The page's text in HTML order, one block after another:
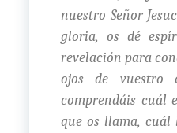
nuestro Señor
gloria, os dé
revelación para
ojos de vuestro
comprendáis cuál
que os llama,